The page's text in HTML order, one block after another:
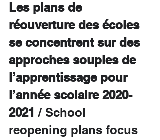
Les plans de
réouverture des écoles
se concentrent sur des
approches souples de
l’apprentissage pour
l’année scolaire 2020-
2021 / School
reopening plans focus